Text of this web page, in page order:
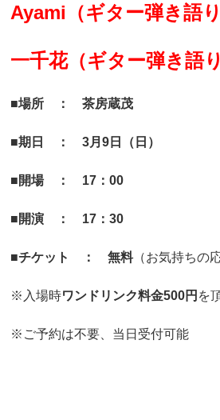
Ayami（ギター弾き語り
一千花（ギター弾き語
■場所 ： 茶房蔵茂
■期日 ： 3月9日（日）
■開場 ： 17：00
■開演 ： 17：30
■チケット ： 無料（お気持ちの
※入場時ワンドリンク料金500円 を
※ご予約は不要、当日受付可能